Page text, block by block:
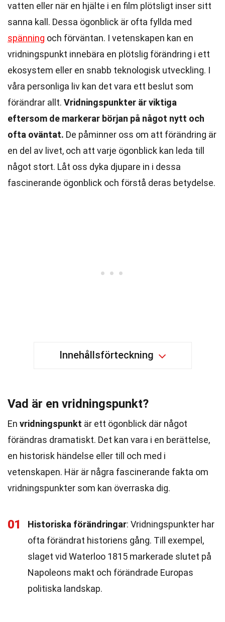
vatten eller när en hjälte i en film plötsligt inser sitt
sanna kall. Dessa ögonblick är ofta fyllda med
spänning och förväntan. I vetenskapen kan en
vridningspunkt innebära en plötslig förändring i ett
ekosystem eller en snabb teknologisk utveckling. I
våra personliga liv kan det vara ett beslut som
förändrar allt. Vridningspunkter är viktiga
eftersom de markerar början på något nytt och
ofta oväntat. De påminner oss om att förändring är
en del av livet, och att varje ögonblick kan leda till
något stort. Låt oss dyka djupare in i dessa
fascinerande ögonblick och förstå deras betydelse.
Innehållsförteckning
Vad är en vridningspunkt?
En vridningspunkt är ett ögonblick där något
förändras dramatiskt. Det kan vara i en berättelse,
en historisk händelse eller till och med i
vetenskapen. Här är några fascinerande fakta om
vridningspunkter som kan överraska dig.
01 Historiska förändringar: Vridningspunkter har
ofta förändrat historiens gång. Till exempel,
slaget vid Waterloo 1815 markerade slutet på
Napoleons makt och förändrade Europas
politiska landskap.